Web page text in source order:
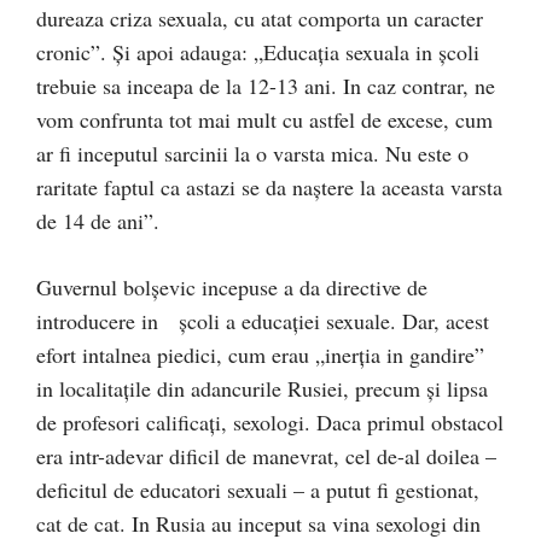
dureaza criza sexuala, cu atat comporta un caracter
cronic”. Și apoi adauga: „Educația sexuala in școli
trebuie sa inceapa de la 12-13 ani. In caz contrar, ne
vom confrunta tot mai mult cu astfel de excese, cum
ar fi inceputul sarcinii la o varsta mica. Nu este o
raritate faptul ca astazi se da naștere la aceasta varsta
de 14 de ani”.
Guvernul bolșevic incepuse a da directive de
introducere in școli a educației sexuale. Dar, acest
efort intalnea piedici, cum erau „inerția in gandire”
in localitațile din adancurile Rusiei, precum și lipsa
de profesori calificați, sexologi. Daca primul obstacol
era intr-adevar dificil de manevrat, cel de-al doilea –
deficitul de educatori sexuali – a putut fi gestionat,
cat de cat. In Rusia au inceput sa vina sexologi din